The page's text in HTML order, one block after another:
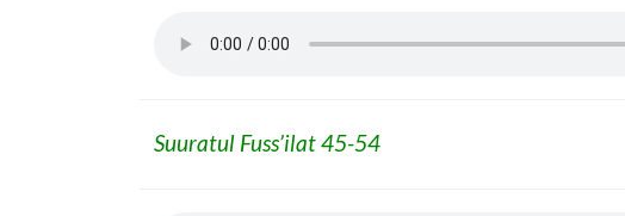
Suuratul Fuss’ilat 45-54